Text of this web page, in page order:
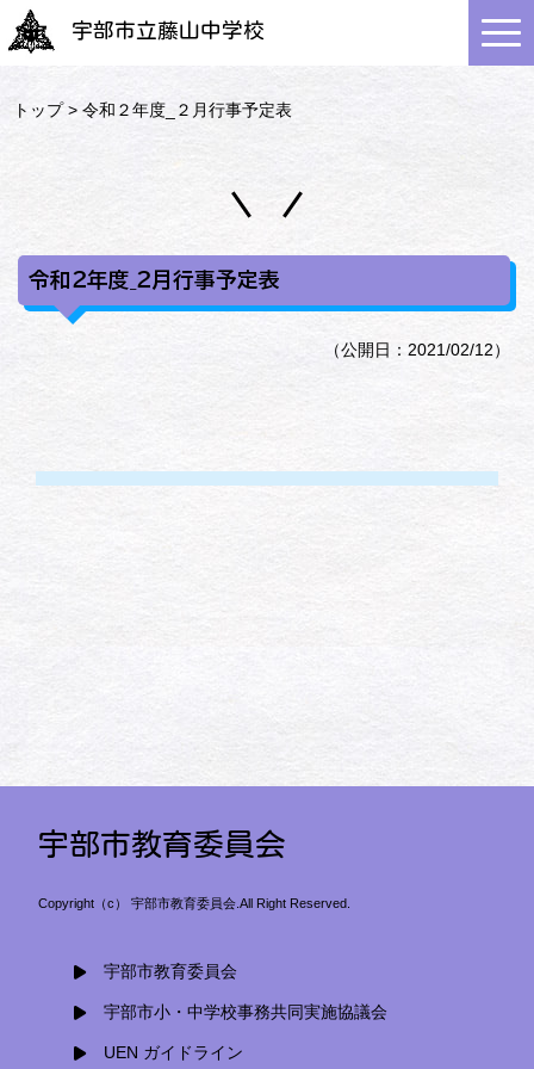
宇部市立藤山中学校
トップ> 令和２年度_２月行事予定表
令和２年度_２月行事予定表
（公開日：2021/02/12）
宇部市教育委員会
Copyright（c） 宇部市教育委員会.All Right Reserved.
宇部市教育委員会
宇部市小・中学校事務共同実施協議会
UEN ガイドライン